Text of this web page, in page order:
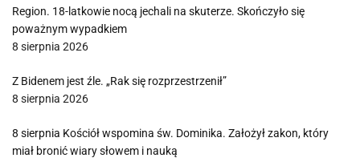
Region. 18-latkowie nocą jechali na skuterze. Skończyło się
poważnym wypadkiem
8 sierpnia 2026
Z Bidenem jest źle. „Rak się rozprzestrzenił”
8 sierpnia 2026
8 sierpnia Kościół wspomina św. Dominika. Założył zakon, który
miał bronić wiary słowem i nauką